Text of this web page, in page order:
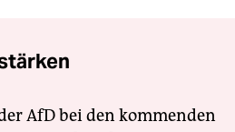
AfD bei den kommenden